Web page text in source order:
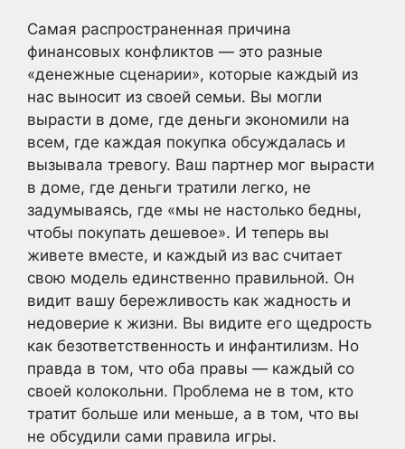
Самая распространенная причина
финансовых конфликтов — это разные
«денежные сценарии», которые каждый из
нас выносит из своей семьи. Вы могли
вырасти в доме, где деньги экономили на
всем, где каждая покупка обсуждалась и
вызывала тревогу. Ваш партнер мог вырасти
в доме, где деньги тратили легко, не
задумываясь, где «мы не настолько бедны,
чтобы покупать дешевое». И теперь вы
живете вместе, и каждый из вас считает
свою модель единственно правильной. Он
видит вашу бережливость как жадность и
недоверие к жизни. Вы видите его щедрость
как безответственность и инфантилизм. Но
правда в том, что оба правы — каждый со
своей колокольни. Проблема не в том, кто
тратит больше или меньше, а в том, что вы
не обсудили сами правила игры.